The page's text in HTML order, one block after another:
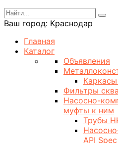
Ваш город: Краснодар
Главная
Каталог
Объявления
Фильтры
Насосно-
муфты к ним
Трубы
API